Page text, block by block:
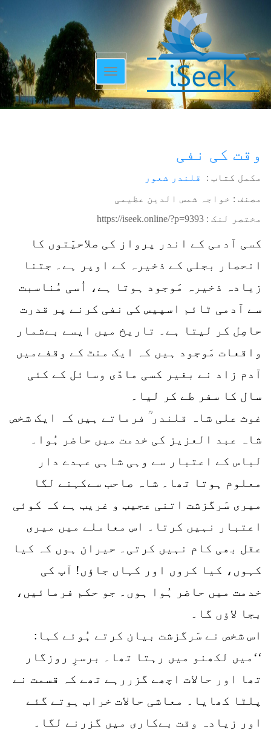
Toggle
navigation
وقت کی نفی
مکمل کتاب : قلندر شعور
مصنف : خواجہ شمس الدین عظیمی
مختصر لنک : https://iseek.online/?p=9393
کسی آدمی کے اندر پرواز کی صلاحیّتوں کا
انحصار بجلی کے ذخیرہ کے اوپر ہے۔ جتنا
زیادہ ذخیرہ مَوجود ہوتا ہے، اُسی مُناسبت
سے آدمی ٹائم اسپیس کی نفی کرنے پر قدرت
حاصِل کر لیتا ہے۔ تاریخ میں ایسے بےشمار
واقعات مَوجود ہیں کہ ایک منٹ کے وقفےمیں
آدم زاد نے بغیر کسی مادّی وسائل کے کئی
سال کا سفر طے کر لیا۔
غوث علی شاہ قلندر ؒ فرماتے ہیں کہ ایک شخص
شاہ عبد العزیز کی خدمت میں حاضر ہُوا۔
لباس کے اعتبار سے وہی شاہی عہدے دار
معلوم ہوتا تھا۔ شاہ صاحب سےکہنے لگا
میری سَرگزشت اتنی عجیب و غریب ہے کہ کوئی
اعتبار نہیں کرتا۔ اس معاملے میں میری
عقل بھی کام نہیں کرتی۔ حیران ہوں کہ کیا
کہوں، کیا کروں اور کہاں جاؤں! آپ کی
خدمت میں حاضر ہُوا ہوں۔ جو حکم فرمائیں،
بجا لاؤں گا۔
اس شخص نے سَرگزشت بیان کرتے ہُوئے کہا:
‘‘میں لکھنو میں رہتا تھا۔ برسرِ روزگار
تھا اور حالات اچھے گزررہے تھے کہ قسمت نے
پلٹا کھایا۔ معاشی حالات خراب ہوتے گئے
اور زیادہ وقت بےکاری میں گزرنے لگا۔